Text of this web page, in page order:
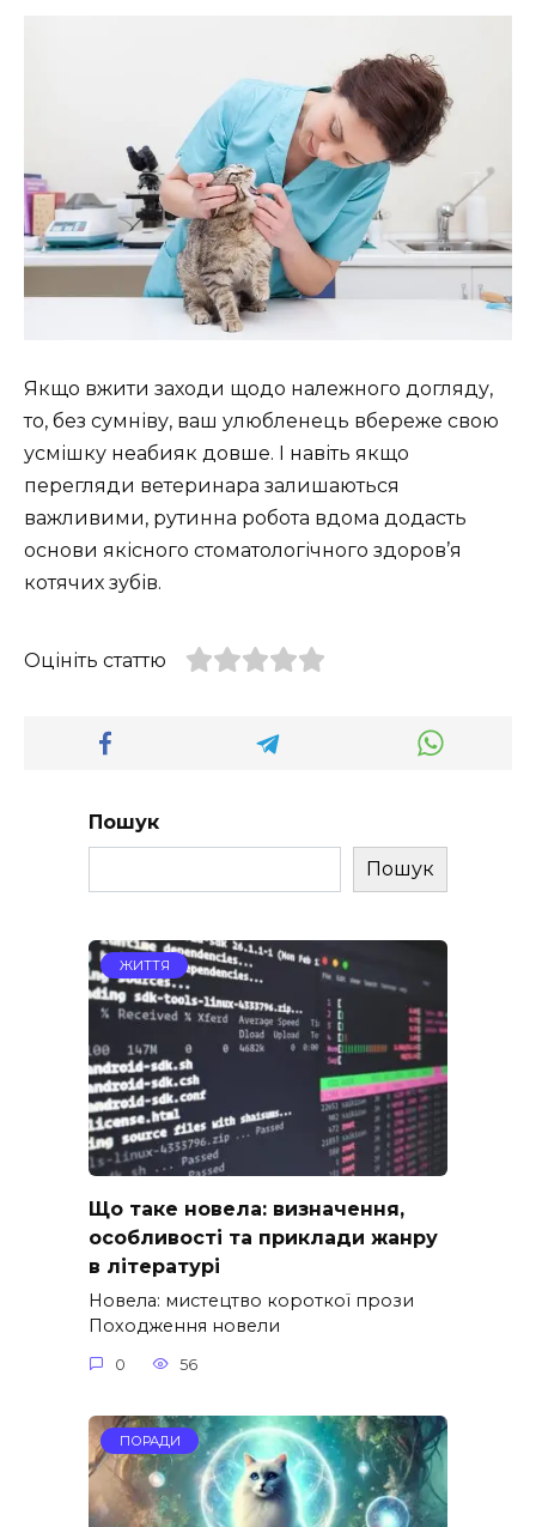
Якщо вжити заходи щодо належного догляду,
то, без сумніву, ваш улюбленець вбереже свою
усмішку неабияк довше. І навіть якщо
перегляди ветеринара залишаються
важливими, рутинна робота вдома додасть
основи якісного стоматологічного здоров’я
котячих зубів.
Оцініть статтю
Пошук
Пошук
ЖИТТЯ
Що таке новела: визначення,
особливості та приклади жанру
в літературі
Новела: мистецтво короткої прози
Походження новели
0 56
ПОРАДИ